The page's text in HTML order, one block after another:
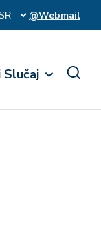
@Webmail
Slučaj